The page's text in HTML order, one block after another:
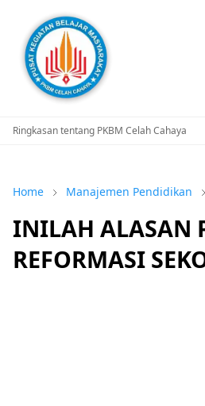
Ringkasan tentang PKBM Celah Cahaya
Home Manajemen Pendidikan
INILAH ALASAN
REFORMASI